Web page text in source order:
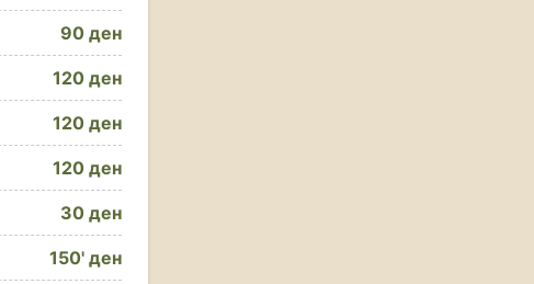
90 ден
120 ден
120 ден
120 ден
30 ден
150' ден